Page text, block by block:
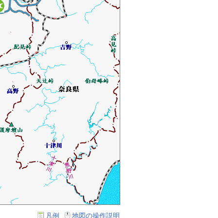
凡例 地図の操作説明